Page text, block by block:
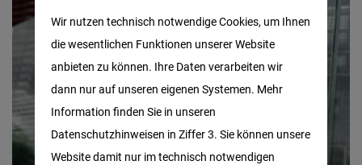
Wir nutzen technisch notwendige Cookies, um Ihnen
die wesentlichen Funktionen unserer Website
anbieten zu können. Ihre Daten verarbeiten wir
dann nur auf unseren eigenen Systemen. Mehr
Information finden Sie in unseren
Datenschutzhinweisen in Ziffer 3. Sie können unsere
Website damit nur im technisch notwendigen
Facebook
Embed
Twitter
Embed